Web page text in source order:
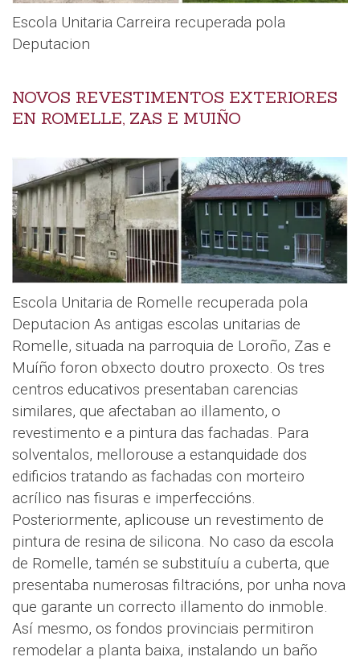
Escola Unitaria Carreira recuperada pola
Deputacion
NOVOS REVESTIMENTOS EXTERIORES
EN ROMELLE, ZAS E MUIÑO
Escola Unitaria de Romelle recuperada pola
Deputacion As antigas escolas unitarias de
Romelle, situada na parroquia de Loroño, Zas e
Muíño foron obxecto doutro proxecto. Os tres
centros educativos presentaban carencias
similares, que afectaban ao illamento, o
revestimento e a pintura das fachadas. Para
solventalos, mellorouse a estanquidade dos
edificios tratando as fachadas con morteiro
acrílico nas fisuras e imperfeccións.
Posteriormente, aplicouse un revestimento de
pintura de resina de silicona. No caso da escola
de Romelle, tamén se substituíu a cuberta, que
presentaba numerosas filtracións, por unha nova
que garante un correcto illamento do inmoble.
Así mesmo, os fondos provinciais permitiron
remodelar a planta baixa, instalando un baño